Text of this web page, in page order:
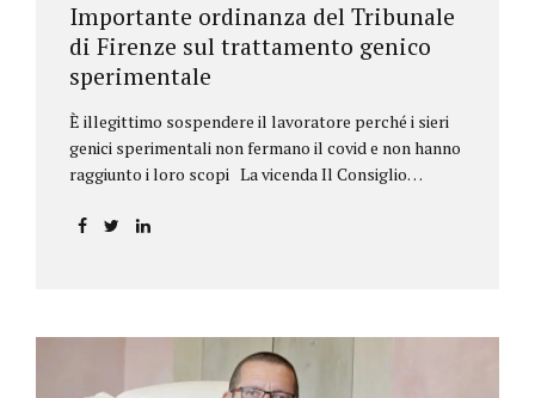
Importante ordinanza del Tribunale
di Firenze sul trattamento genico
sperimentale
È illegittimo sospendere il lavoratore perché i sieri
genici sperimentali non fermano il covid e non hanno
raggiunto i loro scopi La vicenda Il Consiglio
alla sospensione di una propria iscritta, a causa del
76/2021. La psicologa ricorreva in via d’urgenza al
Tribunale di Firenze per chiedere la sospensione di
tale provvedimento, gravemente pregiudizievole per